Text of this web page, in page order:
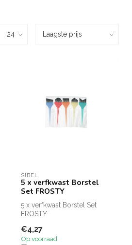
SIBEL
5 x verfkwast Borstel
Set FROSTY
5 x verfkwast Borstel Set
FROSTY
€4,27
Op voorraad